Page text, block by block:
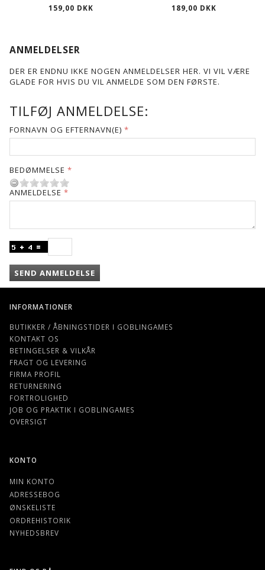
159,00 DKK
189,00 DKK
ANMELDELSER
DER ER ENDNU IKKE NOGEN ANMELDELSER HER. VI VIL VÆRE
GLADE FOR HVIS DU VIL ANMELDE SOM DEN FØRSTE.
TILFØJ ANMELDELSE:
FORNAVN OG EFTERNAVN(E)
BEDØMMELSE
ANMELDELSE
SEND ANMELDELSE
INFORMATIONER
BUTIKKER / ÅBNINGSTIDER I GOBLINGAMES
KONTAKT OS
BETINGELSER & VILKÅR
FRAGT OG LEVERING
FIRMA PROFIL
RETURNERING
FORTROLIGHED
JOB OG PRAKTIK I GOBLINGAMES
OVERSIGT
KONTO
MIN KONTO
ADRESSEBOG
ØNSKELISTE
ORDREHISTORIK
NYHEDSBREV